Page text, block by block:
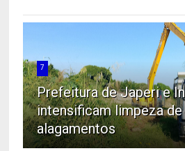
7
Prefeitura de Japeri e
intensificam limpeza
alagamentos